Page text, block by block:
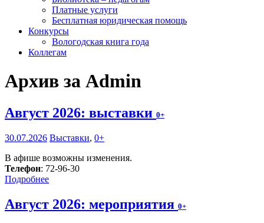
Платные услуги
Бесплатная юридическая помощь
Конкурсы
Вологодская книга года
Коллегам
Архив за Admin
Август 2026: выставки 0+
30.07.2026 Выставки, 0+
В афише возможны изменения.
Телефон: 72-96-30
Подробнее
Август 2026: мероприятия 0+